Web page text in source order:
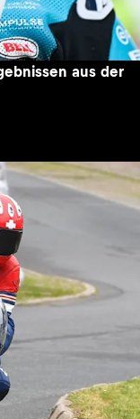
aus der